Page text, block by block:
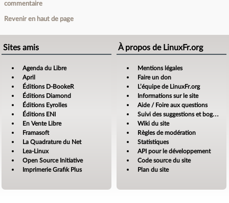
commentaire
Revenir en haut de page
Sites amis
Agenda du Libre
April
Éditions D-BookeR
Éditions Diamond
Éditions Eyrolles
Éditions ENI
En Vente Libre
Framasoft
La Quadrature du Net
Lea-Linux
Open Source Initiative
Imprimerie Grafik Plus
À propos de LinuxFr.org
Mentions légales
Faire un don
L’équipe de LinuxFr.org
Informations sur le site
Aide / Foire aux questions
Suivi des suggestions et bogues
Wiki du site
Règles de modération
Statistiques
API pour le développement
Code source du site
Plan du site